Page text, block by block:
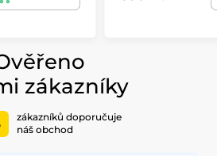
zákazníky
zákazníků doporučuje
náš obchod